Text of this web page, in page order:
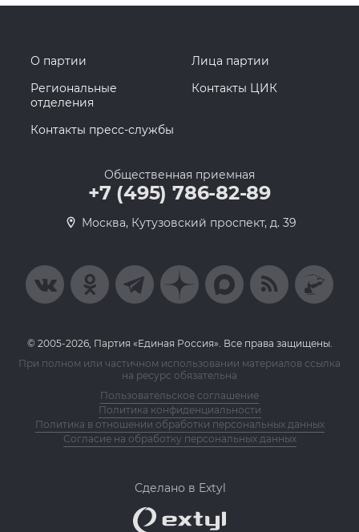
О партии
Лица партии
Региональные
отделения
Контакты ЦИК
Контакты пресс-службы
Общественная приемная
+7 (495) 786-82-89
Москва, Кутузовский проспект, д. 39
© 2005-2026, Партия «Единая Россия». Все права защищены.
При полном или частичном использовании материалов ссылка
на ресурс обязательна
Пользовательское соглашение
Политика конфиденциальности
Политика в отношении обработки персональных данных
Согласие на обработку персональных данных
Сделано в Extyl